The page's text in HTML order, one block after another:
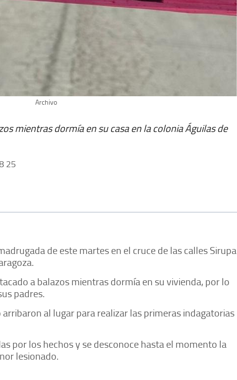
Archivo
mientras dormía en su casa en la colonia Águilas de
25
de este martes en el cruce de las calles Sirupa
a balazos mientras dormía en su vivienda, por lo
padres.
al lugar para realizar las primeras indagatorias
por los hechos y se desconoce hasta el momento la
lesionado.